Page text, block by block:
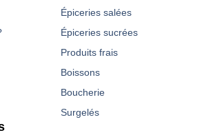
Épiceries salées
Épiceries sucrées
Produits frais
Boissons
Boucherie
Surgelés